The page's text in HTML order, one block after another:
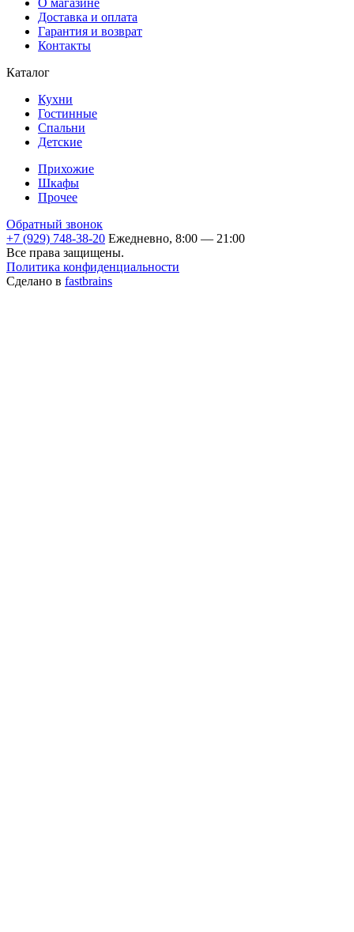
Доставка и оплата
Гарантия и возврат
Контакты
Каталог
Кухни
Гостинные
Спальни
Детские
Прихожие
Шкафы
Прочее
Обратный звонок
+7 (929) 748-38-20 Ежедневно, 8:00 — 21:00
Все права защищены.
Политика конфиденциальности
Сделано в fastbrains